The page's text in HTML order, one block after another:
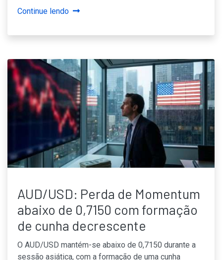
Continue lendo
AUD/USD: Perda de Momentum
abaixo de 0,7150 com formação
de cunha decrescente
O AUD/USD mantém-se abaixo de 0,7150 durante a
sessão asiática, com a formação de uma cunha